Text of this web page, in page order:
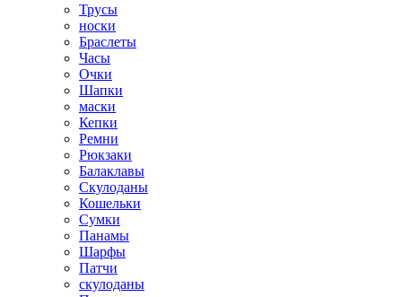
Трусы
носки
Браслеты
Часы
Очки
Шапки
маски
Кепки
Ремни
Рюкзаки
Балаклавы
Скулоданы
Кошельки
Сумки
Панамы
Шарфы
Патчи
скулоданы